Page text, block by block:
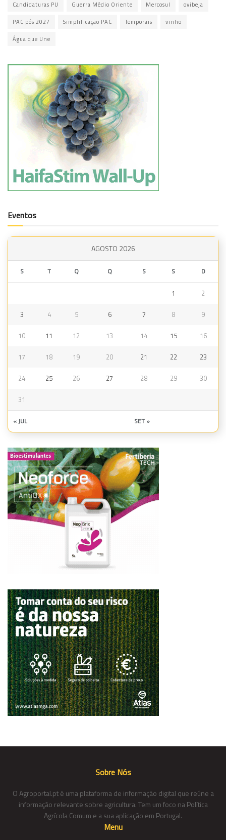
Candidaturas PU Guerra Médio Oriente Mercosul ovibeja
PAC pós 2027 Simplificação PAC Temporais vinho
Água que Une
Eventos
AGOSTO 2026
S T Q Q S S D
1 2
3 4 5 6 7 8 9
10 11 12 13 14 15 16
17 18 19 20 21 22 23
24 25 26 27 28 29 30
31
« JUL SET »
Sobre Nós
O Agroportal.pt é uma plataforma de informação digital que reúne a
informação relevante sobre agricultura. Tem um foco na Política
Agrícola Comum e a sua aplicação em Portugal.
Menu